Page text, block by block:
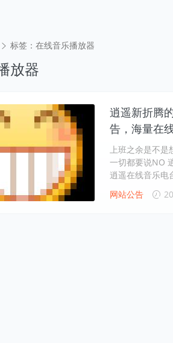
标签：在线音乐播放器
放器
逍遥新折腾
告，海量在
上班之余是不是
一切都要说NO
逍遥在线音乐电
网站公告